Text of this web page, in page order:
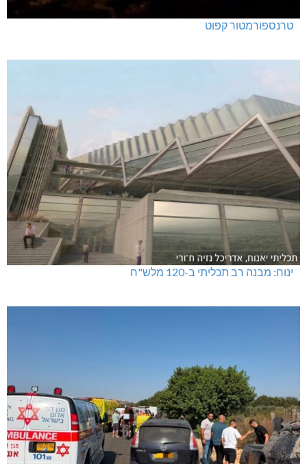
טרנספורמטור קפוט